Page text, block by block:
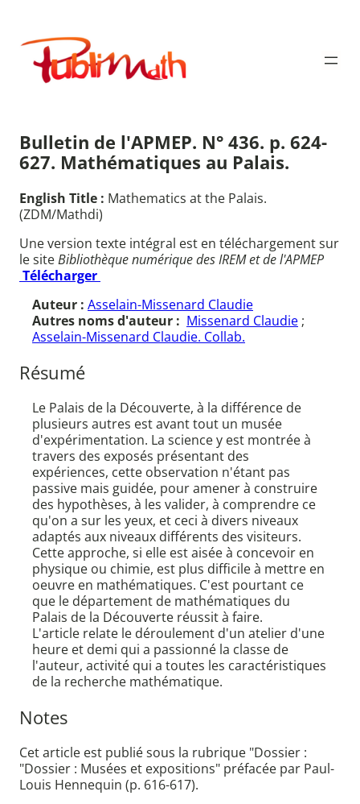
contenu
Publimath
Bulletin de l'APMEP. N° 436. p. 624-
627. Mathématiques au Palais.
English Title : Mathematics at the Palais.
(ZDM/Mathdi)
Une version texte intégral est en téléchargement sur
le siteBibliothèque numérique des IREM et de l'APMEP
Télécharger
Auteur : Asselain-Missenard Claudie
Autres noms d'auteur : Missenard Claudie ;
Asselain-Missenard Claudie. Collab.
Résumé
Le Palais de la Découverte, à la différence de
plusieurs autres est avant tout un musée
d'expérimentation. La science y est montrée à
travers des exposés présentant des
expériences, cette observation n'étant pas
passive mais guidée, pour amener à construire
des hypothèses, à les valider, à comprendre ce
qu'on a sur les yeux, et ceci à divers niveaux
adaptés aux niveaux différents des visiteurs.
Cette approche, si elle est aisée à concevoir en
physique ou chimie, est plus difficile à mettre en
oeuvre en mathématiques. C'est pourtant ce
que le département de mathématiques du
Palais de la Découverte réussit à faire.
L'article relate le déroulement d'un atelier d'une
heure et demi qui a passionné la classe de
l'auteur, activité qui a toutes les caractéristiques
de la recherche mathématique.
Notes
Cet article est publié sous la rubrique "Dossier :
"Dossier : Musées et expositions" préfacée par Paul-
Louis Hennequin (p. 616-617).